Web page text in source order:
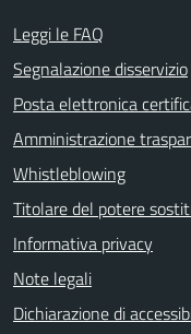
Leggi le FAQ
Segnalazione disservizio
Posta elettronica
Amministrazione
Whistleblowing
Titolare del potere
Informativa privacy
Note legali
Dichiarazione di